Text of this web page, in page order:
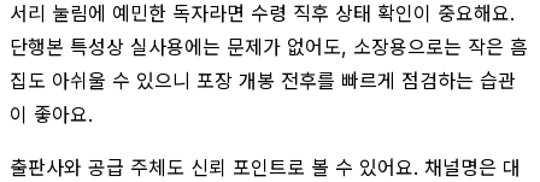
서리 눌림에 예민한 독자라면 수령 직후 상태 확인이 중요해요.
단행본 특성상 실사용에는 문제가 없어도, 소장용으로는 작은 흠
집도 아쉬울 수 있으니 포장 개봉 전후를 빠르게 점검하는 습관
이 좋아요.
출판사와 공급 주체도 신뢰 포인트로 볼 수 있어요. 채널명은 대